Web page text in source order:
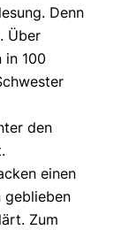
Denn
Über
in 100
den
einen
geblieben
Zum